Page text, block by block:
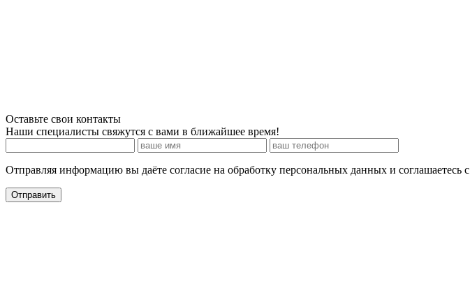
Оставьте свои контакты
Наши специалисты свяжутся с вами в ближайшее время!
Отправляя информацию вы даёте согласие на обработку персональных данных и соглашаетесь c